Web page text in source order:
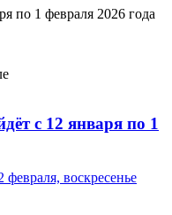
по 1 февраля 2026 года
с 12 января по 1